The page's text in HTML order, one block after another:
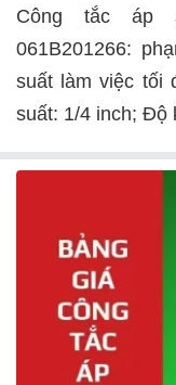
Công tắc áp
061B201266:
suất làm việc tối
suất: 1/4 inch; Độ